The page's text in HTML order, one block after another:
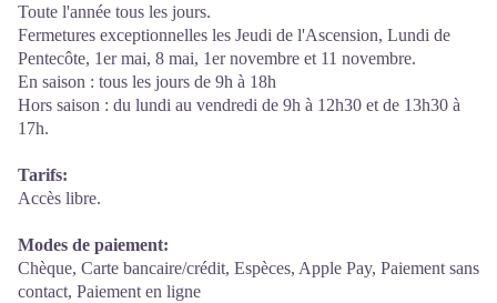
Toute l'année tous les jours.
Fermetures exceptionnelles les Jeudi de l'Ascension, Lundi de
Pentecôte, 1er mai, 8 mai, 1er novembre et 11 novembre.
En saison : tous les jours de 9h à 18h
Hors saison : du lundi au vendredi de 9h à 12h30 et de 13h30 à
17h.
Tarifs:
Accès libre.
Modes de paiement:
Chèque, Carte bancaire/crédit, Espèces, Apple Pay, Paiement sans
contact, Paiement en ligne